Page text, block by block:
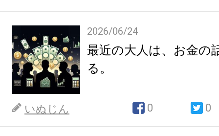
2026/06/24
最近の大人は、お金の
る。
いぬじん 0 0